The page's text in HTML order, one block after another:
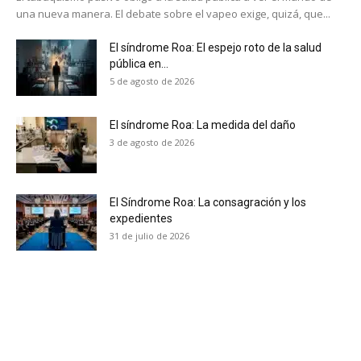
reducción de daños en tu correo
electrónico.
Subscribe to our daily clipping and
receive all the news of vaping and
tobacco harm reduction in your email.
SUBSCRIBIRSE
una nueva manera. El debate sobre el vapeo exige, quizá, que...
El síndrome Roa: El espejo roto de la salud
pública en...
5 de agosto de 2026
El síndrome Roa: La medida del daño
3 de agosto de 2026
El Síndrome Roa: La consagración y los
expedientes
31 de julio de 2026